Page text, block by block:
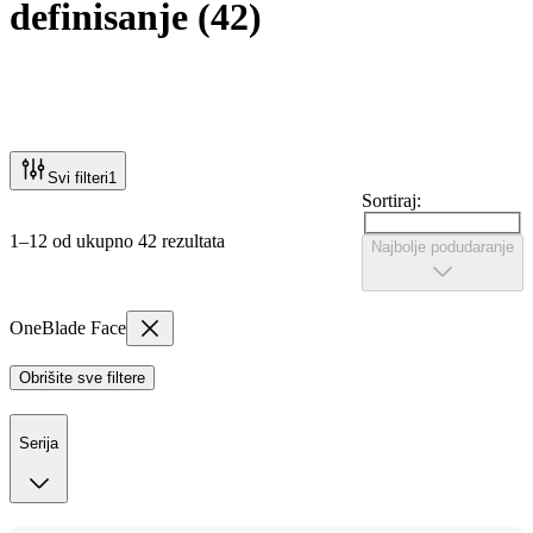
definisanje (42)
Svi filteri1
1–12 od ukupno 42 rezultata
Sortiraj:
Najbolje podudaranje
OneBlade Face
Obrišite sve filtere
Serija